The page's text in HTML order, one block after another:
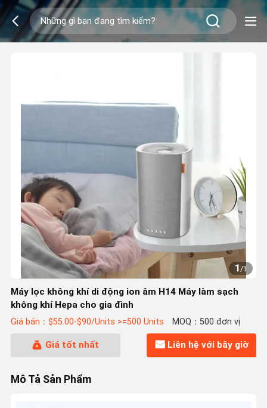
1/1
Máy lọc không khí di động ion âm H14 Máy làm sạch
không khí Hepa cho gia đình
Giá bán：$55.00-$90/Units >=500 Units MOQ：500 đơn vị
Giá tốt nhất Liên hệ với bây giờ
Mô Tả Sản Phẩm